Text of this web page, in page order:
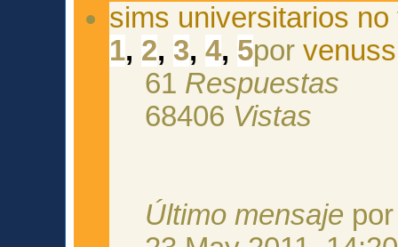
sims universitarios
1, 2, 3,4, 5por
61 Respuestas
68406 Vistas
Último mensaje